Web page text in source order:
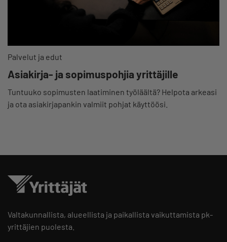
Palvelut ja edut
Asiakirja- ja sopimuspohjia yrittäjille
Tuntuuko sopimusten laatiminen työläältä? Helpota arkeasi
ja ota asiakirjapankin valmiit pohjat käyttöösi.
Valtakunnallista, alueellista ja paikallista vaikuttamista pk-
yrittäjien puolesta.